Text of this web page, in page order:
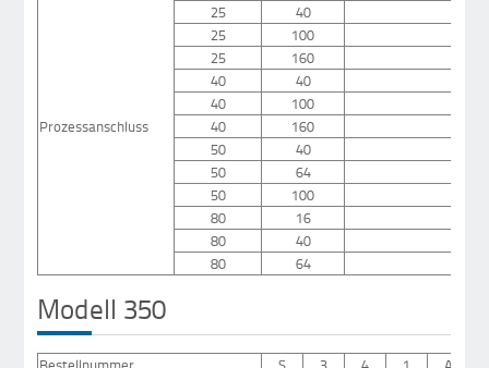
Prozessanschluss
25
40
25
100
25
160
40
40
40
100
40
160
50
40
50
64
50
100
80
16
80
40
80
64
Modell 350